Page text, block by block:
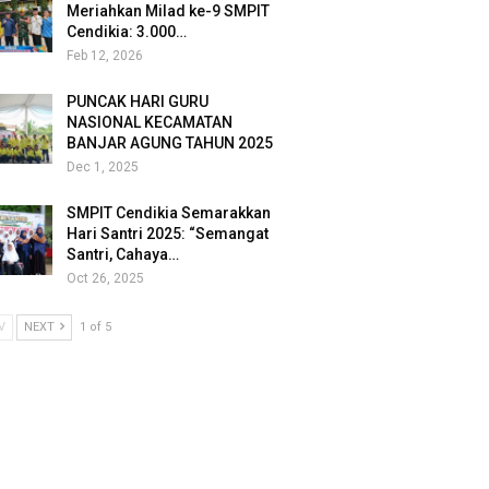
Meriahkan Milad ke-9 SMPIT
Cendikia: 3.000…
Feb 12, 2026
PUNCAK HARI GURU
NASIONAL KECAMATAN
BANJAR AGUNG TAHUN 2025
Dec 1, 2025
SMPIT Cendikia Semarakkan
Hari Santri 2025: “Semangat
Santri, Cahaya…
Oct 26, 2025
NEXT 1 of 5